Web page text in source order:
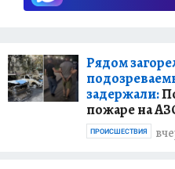
Рядом
задержали:
пожаре на
ПРОИСШЕСТВИЯ